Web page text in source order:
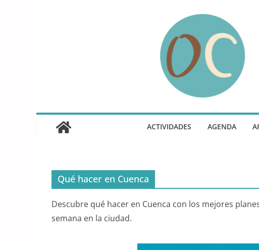
ACTIVIDADES AGENDA
Qué hacer en Cuenca
Descubre qué hacer en Cuenca con los mejores
semana en la ciudad.